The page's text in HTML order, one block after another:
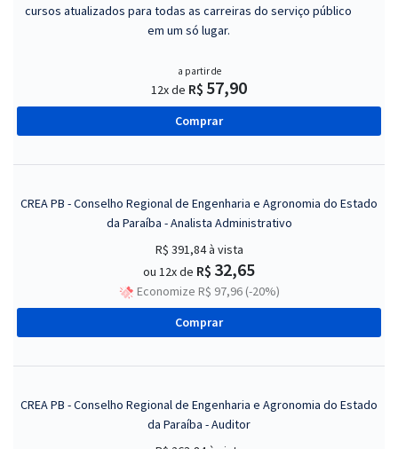
cursos atualizados para todas as carreiras do serviço público
em um só lugar.
a partir de
12x de R$ 57,90
Comprar
CREA PB - Conselho Regional de Engenharia e Agronomia do Estado
da Paraíba - Analista Administrativo
R$ 391,84à vista
ou 12x de R$ 32,65
Economize R$ 97,96 (-20%)
Comprar
CREA PB - Conselho Regional de Engenharia e Agronomia do Estado
da Paraíba - Auditor